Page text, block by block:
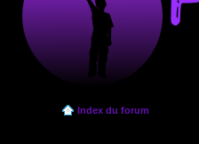
Index du forum